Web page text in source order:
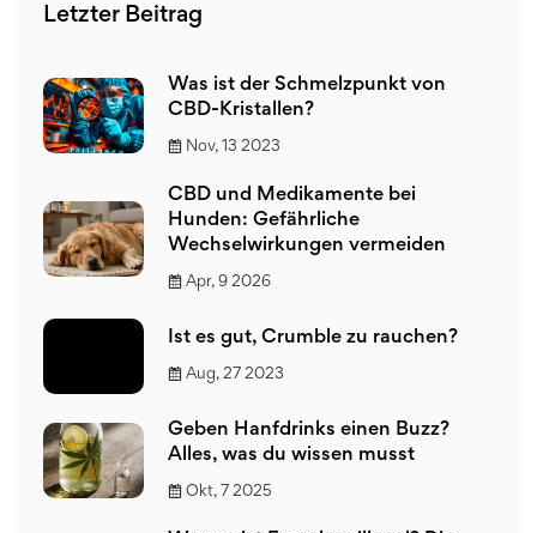
Letzter Beitrag
Was ist der Schmelzpunkt von
CBD-Kristallen?
Nov, 13 2023
CBD und Medikamente bei
Hunden: Gefährliche
Wechselwirkungen vermeiden
Apr, 9 2026
Ist es gut, Crumble zu rauchen?
Aug, 27 2023
Geben Hanfdrinks einen Buzz?
Alles, was du wissen musst
Okt, 7 2025